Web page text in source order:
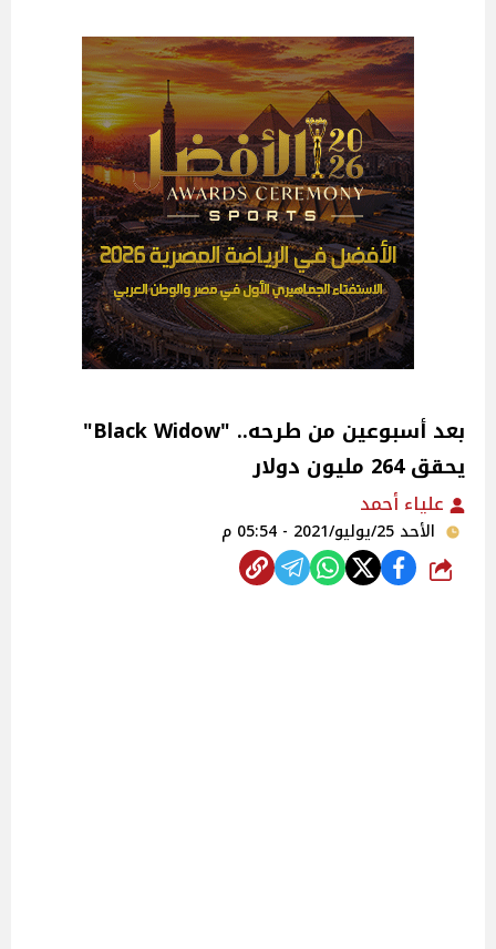
بعد أسبوعين من طرحه.. "Black Widow"
يحقق 264 مليون دولار
علياء أحمد
الأحد 25/يوليو/2021 - 05:54 م
شارك